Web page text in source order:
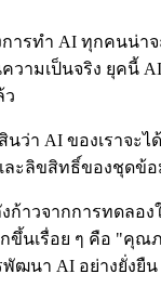
ารทำ AI ทุกคนน่าจ
วามเป็นจริง ยุคนี้
ว
นว่า AI ของเราจะ
ละลิขสิทธิ์ของชุดข้อ
ก้าวจากการทดลอ
ขึ้นเรื่อย ๆ คือ "คุณ
ฒนา AI อย่างยั่งยืน